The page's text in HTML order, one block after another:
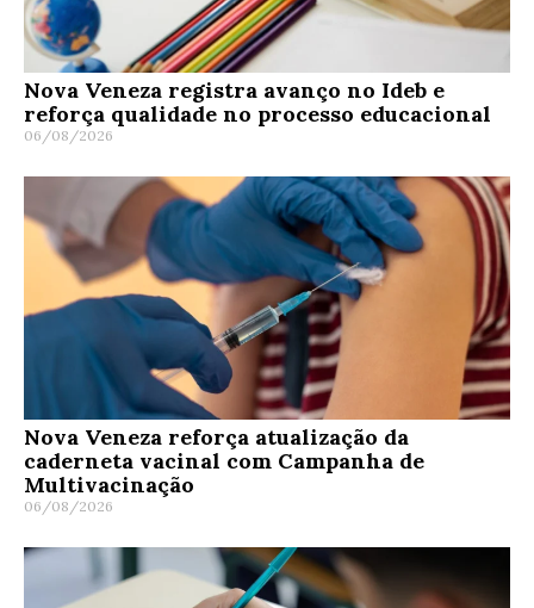
Nova Veneza registra avanço no Ideb e
reforça qualidade no processo educacional
06/08/2026
Nova Veneza reforça atualização da
caderneta vacinal com Campanha de
Multivacinação
06/08/2026